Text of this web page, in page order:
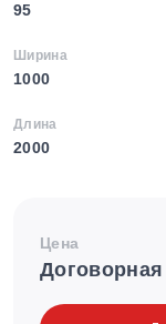
95
Ширина
1000
Длина
2000
Цена
Договорная